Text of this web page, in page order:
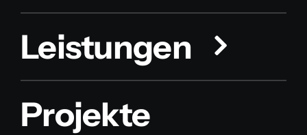
Leistungen
Projekte